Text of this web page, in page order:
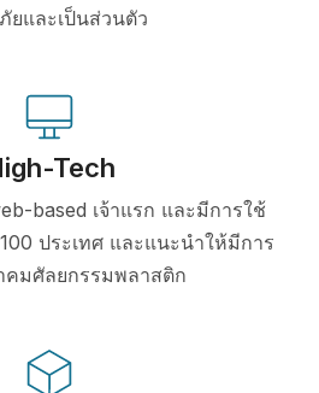
ยและเป็นส่วนตัว
Tech
based เจ้าแรก และมีการใช้
ประเทศ และแนะนำให้มีการ
คมศัลยกรรมพลาสติก